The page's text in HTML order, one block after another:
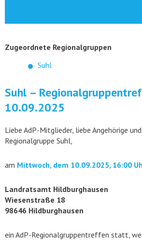
Zugeordnete Regionalgruppen
Suhl
Suhl –
10.09.2025
Liebe AdP-Mitglieder, liebe Angehörige
Regionalgruppe Suhl,
am Mittwoch, dem 10.09.2025, 16:00
Landratsamt Hildburghausen
Wiesenstraße 18
98646 Hildburghausen
ein AdP-Regionalgruppentreffen statt,